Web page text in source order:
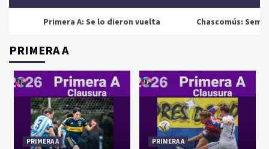
Primera A: Se lo dieron vuelta Chascomús:
PRIMERA A
PRIMERA A PRIMERA A